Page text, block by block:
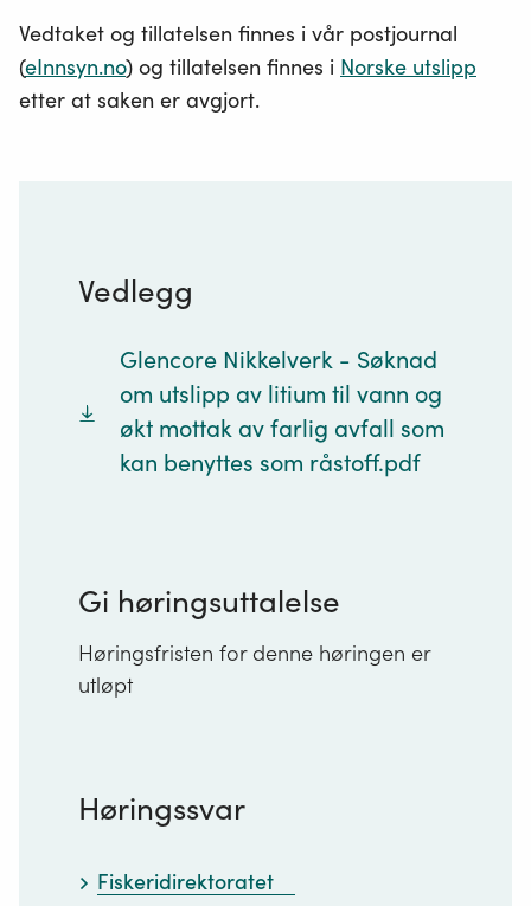
Vedtaket og tillatelsen finnes i vår postjournal
(eInnsyn.no) og tillatelsen finnes i Norske utslipp
etter at saken er avgjort.
Vedlegg
Glencore Nikkelverk - Søknad
om utslipp av litium til vann og
økt mottak av farlig avfall som
kan benyttes som råstoff.pdf
Gi høringsuttalelse
Høringsfristen for denne høringen er
utløpt
Høringssvar
Fiskeridirektoratet